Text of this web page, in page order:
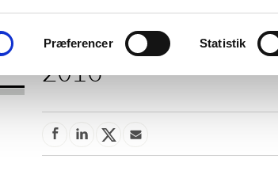
Præferencer Statistik
2016